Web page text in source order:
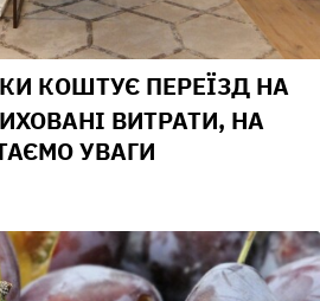
КОШТУЄ ПЕРЕЇЗД НА
ВИТРАТИ, НА
УВАГИ